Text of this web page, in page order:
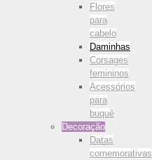
Flores
para
cabelo
Daminhas
Corsages
femininos
Acessórios
para
buquê
Decoração
Datas
comemorativas